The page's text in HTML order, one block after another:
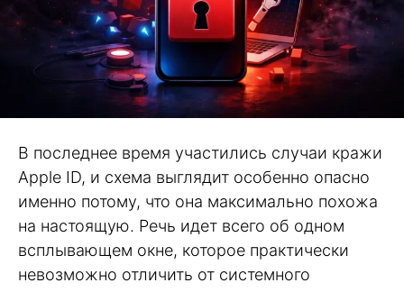
В последнее время участились случаи кражи
Apple ID, и схема выглядит особенно опасно
именно потому, что она максимально похожа
на настоящую. Речь идет всего об одном
всплывающем окне, которое практически
невозможно отличить от системного